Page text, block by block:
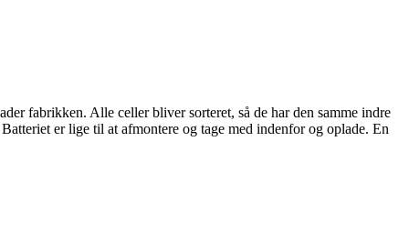
fabrikken. Alle celler bliver sorteret, så de har den samme indre
er lige til at afmontere og tage med indenfor og oplade. En